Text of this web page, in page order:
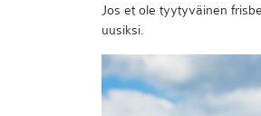
Jos et ole tyytyväinen
uusiksi.